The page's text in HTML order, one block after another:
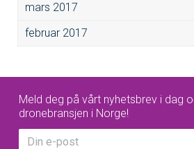
mars 2017
februar 2017
Meld deg på vårt nyhetsbrev i dag
dronebransjen i Norge!